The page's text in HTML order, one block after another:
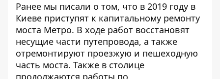
Ранее мы писали о том, что в 2019 году в
Киеве приступят к капитальному ремонту
моста Метро. В ходе работ восстановят
несущие части путепровода, а также
отремонтируют проезжую и пешеходную
часть моста. Также в столице
продолжаются работы по